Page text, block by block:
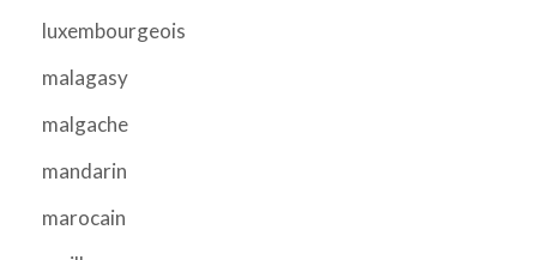
luxembourgeois
malagasy
malgache
mandarin
marocain